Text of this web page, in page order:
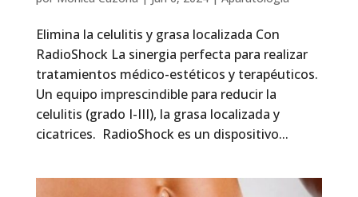
Elimina la celulitis y grasa localizada Con
RadioShock La sinergia perfecta para realizar
tratamientos médico-estéticos y terapéuticos.
Un equipo imprescindible para reducir la
celulitis (grado I-III), la grasa localizada y
cicatrices. RadioShock es un dispositivo...